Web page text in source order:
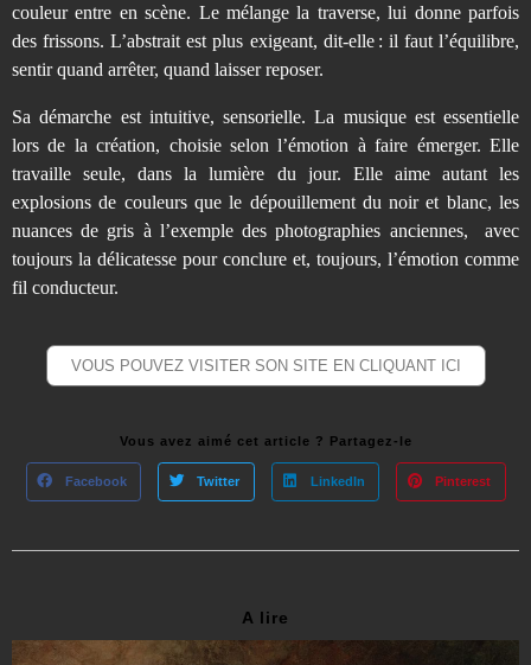
couleur entre en scène. Le mélange la traverse, lui donne parfois
des frissons. L’abstrait est plus exigeant, dit-elle : il faut l’équilibre,
sentir quand arrêter, quand laisser reposer.
Sa démarche est intuitive, sensorielle. La musique est essentielle
lors de la création, choisie selon l’émotion à faire émerger. Elle
travaille seule, dans la lumière du jour. Elle aime autant les
explosions de couleurs que le dépouillement du noir et blanc, les
nuances de gris à l’exemple des photographies anciennes, avec
toujours la délicatesse pour conclure et, toujours, l’émotion comme
fil conducteur.
VOUS POUVEZ VISITER SON SITE EN CLIQUANT ICI
Vous avez aimé cet article ? Partagez-le
Facebook Twitter LinkedIn Pinterest
A lire